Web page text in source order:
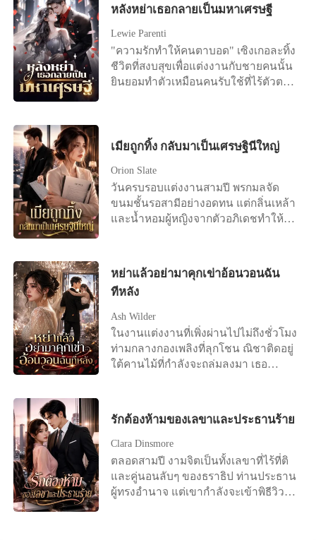
เรื่องรักใคร่ กลับตามหาเธออย่างบ้าคลั่ง
ครั้ง เธอปรากฏตัวอย่างน่าทึ่ง และข้าง
กายมีใครบางคนเคียงข้างอยู่ ขณะที่ชาย
หนุ่มเสียใจจนแทบบ้า พยายามพร่ำบอก
ความรักที่มาช้าเกินไป “อาเฉี่ยน กลับมา
เสียงเย็นชาและแฝงด้วยความประชด
เธอไว้ “เด็กดี อย่ามองฉันด้วยสายตา
แบบนั้นเลย ฉันทนไม่ไหว...”
หลังหย่าเธอกลายเป็นมหาเศรษฐี
Lewie Parenti
"ความรักทำให้คนตาบอด" เซิงเกอละทิ้ง
ชีวิตที่สงบสุขเพื่อแต่งงานกับชายคนนั้น
ยินยอมทำตัวเหมือนคนรับใช้ที่ไร้ตัวตน
แรกของเขา เซิงเกอรู้สึกผิดหวังอย่าง
แล้ว ฉันไม่ปกปิดอีกแล้ว จะบอกความ
จริงให้" ทันใดนั้น โลกออนไลน์ก็ระเบิด
ขึ้นทันที มีข่าวลือว่าสาวรวยพันล้านคน
หนึ่งหย่าร้างแล้ว ดังนั้น ซีอีโอนับไม่ถ้วน
นั้นจึงทนไม่ไหวอีกต่อไปเลยจัดงาน
แถลงข่าวในวันถัดไป โดยขอร้องอย่าง
จริงจังว่า: ผมรักเซิงเกอ ขอร้องคุณ
ภรรยากลับบ้านนะ
เมียถูกทิ้ง กลับมาเป็นเศรษฐินีใหญ่
Orion Slate
วันครบรอบแต่งงานสามปี พรกมลจัด
ขนมชั้นรอสามีอย่างอดทน แต่กลิ่นเหล้า
และน้ำหอมผู้หญิงจากตัวอภิเดชทำให้
เธอได้ยินเสียงเขาบอกให้โยนของขวัญ
ครบรอบทิ้ง และบอกว่าเขารักแค่ศศิ
กานต์คนเดียว ข่าวการตั้งครรภ์ทำให้อภิ
เดชโกรธจัด เขายื่นสัญญาหย่าแล้วสั่งให้
เธอไปทำแท้ง เธอล้มลงเพราะถูกผลัก แต่
เขากลับไม่ยื่นมือช่วย กลับเดินจากไป
อย่างเย็นชา ที่บริษัท เพื่อนร่วมงาน
เซ็นสัญญาหย่า ลาออกจากงาน แล้วเดิน
สาบานว่าจะเลี้ยงลูกคนเดียวให้ได้
หย่าแล้วอย่ามาคุกเข่าอ้อนวอนฉัน
ทีหลัง
Ash Wilder
ในงานแต่งงานที่เพิ่งผ่านไปไม่ถึงชั่วโมง
ท่ามกลางกองเพลิงที่ลุกโชน ณิชาติดอยู่
ใต้คานไม้ที่กำลังจะถล่มลงมา เธอ
ผ่านเธอไปราวกับธาตุอากาศ เพื่ออุ้ม
ไพลิน พี่สาวต่างแม่ของเธอหนีออกไป
ทิ้งให้เธอรอความตายอย่างไม่ไยดี รอด
ตายมาได้อย่างหวุดหวิด แต่เมื่อตื่นขึ้น
มาในโรงพยาบาล เธอกลับถูกครอบครัว
และสามีรุมประณามว่าเป็นคนวางเพลิง
รักต้องห้ามของเลขาและประธานร้าย
Clara Dinsmore
ตลอดสามปี งามจิตเป็นทั้งเลขาที่ไร้ที่ติ
และคู่นอนลับๆ ของธราธิป ท่านประธาน
ผู้ทรงอำนาจ แต่เขากำลังจะเข้าพิธีวิวาห์